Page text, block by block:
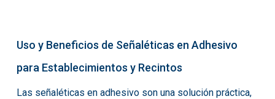
Uso y Beneficios de Señaléticas en Adhesivo
para Establecimientos y Recintos
Las señaléticas en adhesivo son una solución práctica,